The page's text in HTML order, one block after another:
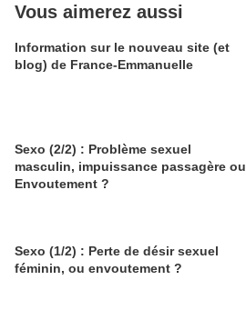
Vous aimerez aussi
Information sur le nouveau site (et
blog) de France-Emmanuelle
Sexo (2/2) : Problème sexuel
masculin, impuissance passagère ou
Envoutement ?
Sexo (1/2) : Perte de désir sexuel
féminin, ou envoutement ?